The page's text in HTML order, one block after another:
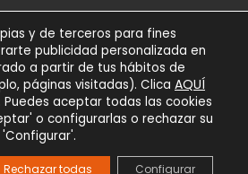
PRIVACIDAD POLÍTICA DE COOKIES
AFIAL Asociación © 2026
Todos los derechos
reservados
Powered by
Trígono
y de terceros para fines
publicidad personalizada en
a partir de tus hábitos de
páginas visitadas). Clica AQUÍ
aceptar todas las cookies
o configurarlas o rechazar su
Rechazar todas Configurar